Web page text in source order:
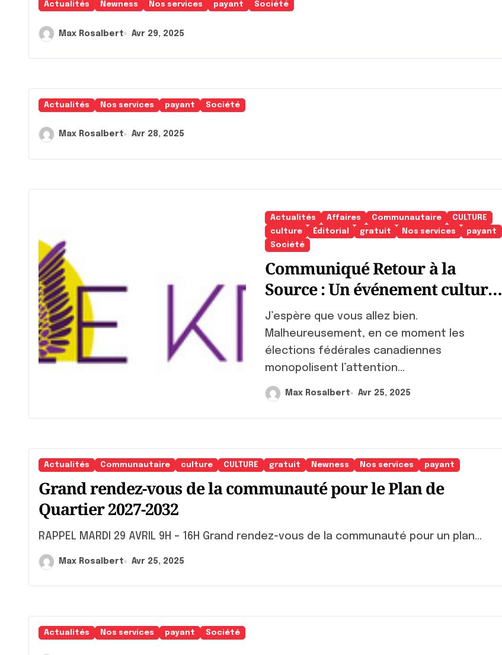
Actualités Newness Nos services payant Société
Max Rosalbert Avr 29, 2025
Actualités Nos services payant Société
Max Rosalbert Avr 28, 2025
Actualités Affaires Communautaire
CULTURE
culture
Éditorial gratuit Nos services
payant
Société
Communiqué Retour à la
Source : Un événement culturel
et rassembleur
J’espère que vous allez bien.
Malheureusement, en ce moment les
élections fédérales canadiennes
monopolisent l’attention...
Max Rosalbert Avr 25, 2025
Actualités Communautaire culture CULTURE gratuit Newness Nos services payant
Grand rendez-vous de la communauté pour le Plan de
Quartier 2027-2032
RAPPEL MARDI 29 AVRIL 9H – 16H Grand rendez-vous de la communauté pour un plan...
Max Rosalbert Avr 25, 2025
Actualités Nos services payant Société